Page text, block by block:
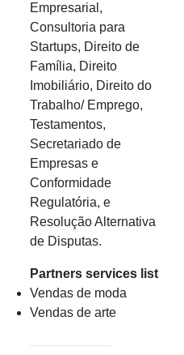
Empresarial,
Consultoria para
Startups, Direito de
Família, Direito
Imobiliário, Direito do
Trabalho/ Emprego,
Testamentos,
Secretariado de
Empresas e
Conformidade
Regulatória, e
Resolução Alternativa
de Disputas.
Partners services list
Vendas de moda
Vendas de arte